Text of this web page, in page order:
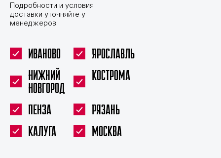
Подробности и условия
доставки уточняйте у
менеджеров
Иваново
Ярославль
Нижний
Новгород
Кострома
Пенза
Рязань
Калуга
Москва